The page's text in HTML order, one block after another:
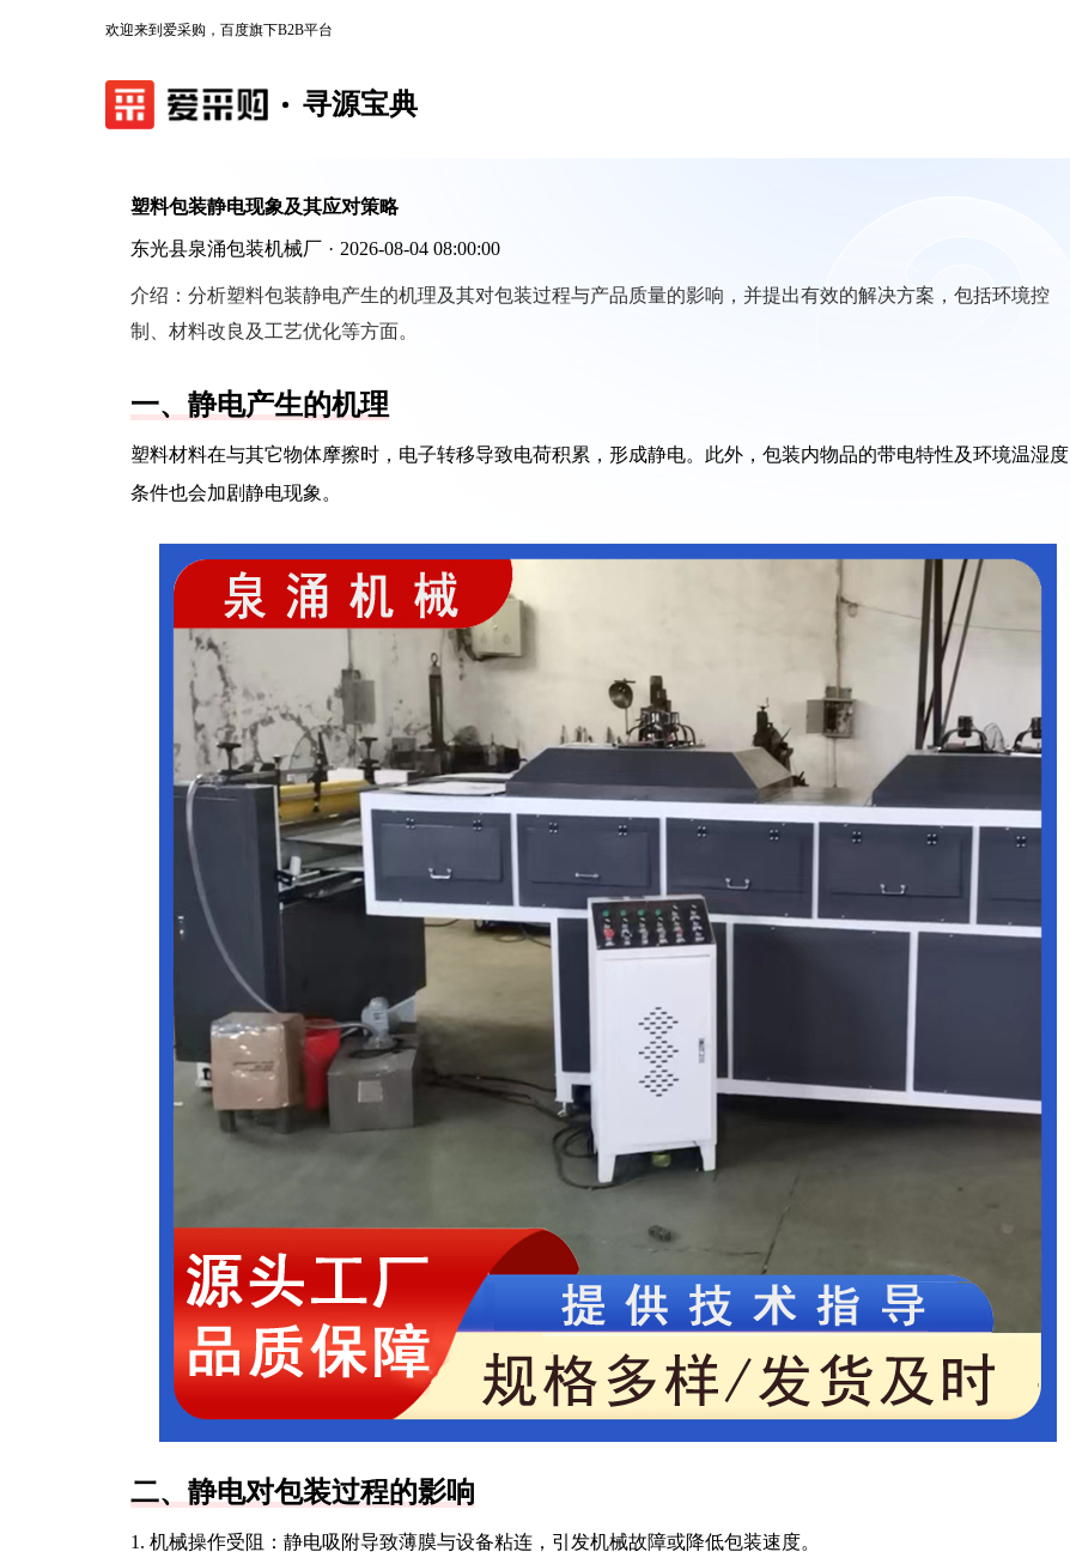
欢迎来到爱采购，百度旗下B2B平台
寻源宝典
塑料包装静电现象及其应对策略
东光县泉涌包装机械厂 · 2026-08-04 08:00:00
介绍： 分析塑料包装静电产生的机理及其对包装过程与产品质量的影响，并提出有效的解决方案，包括环境控
制、材料改良及工艺优化等方面。
一、静电产生的机理
塑料材料在与其它物体摩擦时，电子转移导致电荷积累，形成静电。此外，包装内物品的带电特性及环境温湿度
条件也会加剧静电现象。
二、静电对包装过程的影响
1. 机械操作受阻：静电吸附导致薄膜与设备粘连，引发机械故障或降低包装速度。